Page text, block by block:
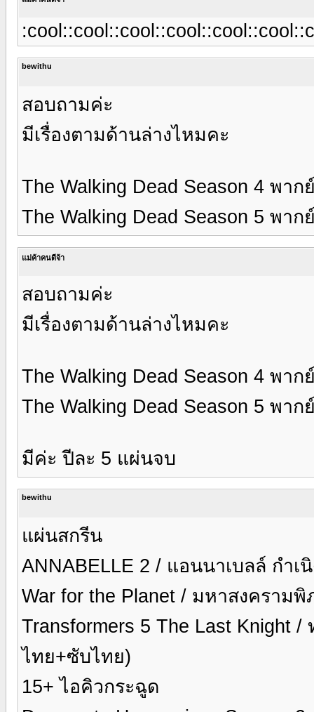
bewithu
สอบถามค่ะ
มีเรื่องตามด้านล่างไหมคะ
The Walking Dead Season 4 พาก
The Walking Dead Season 5 พาก
แม่ค้าคนดีจ้า
สอบถามค่ะ
มีเรื่องตามด้านล่างไหมคะ
The Walking Dead Season 4 พาก
The Walking Dead Season 5 พาก
มีค่ะ ปีละ 5 แผ่นจบ
bewithu
แผ่นสกรีน
ANNABELLE 2 / แอนนาเบลล์ กำ
War for the Planet / มหาสงคราม
Transformers 5 The Last Knight
ไทย+ซับไทย)
15+ ไอคิวกระฉูด